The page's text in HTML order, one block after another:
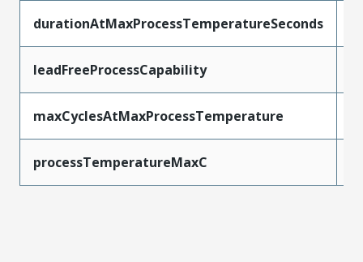
durationAtMaxProcessTemperatureSeconds
leadFreeProcessCapability
maxCyclesAtMaxProcessTemperature
processTemperatureMaxC